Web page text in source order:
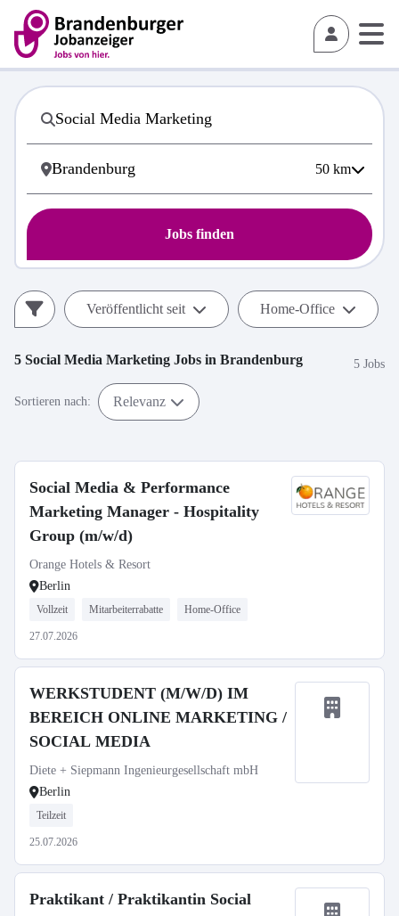
50 km
Jobs finden
Veröffentlicht seit Home-Office
5 Social Media Marketing Jobs in Brandenburg 5 Jobs
Sortieren nach: Relevanz
Social Media & Performance
Marketing Manager - Hospitality
Group (m/w/d)
Orange Hotels & Resort
Berlin
Vollzeit Mitarbeiterrabatte Home-Office
27.07.2026
WERKSTUDENT (M/W/D) IM
BEREICH ONLINE MARKETING /
SOCIAL MEDIA
Diete + Siepmann Ingenieurgesellschaft mbH
Berlin
Teilzeit
25.07.2026
Praktikant / Praktikantin Social